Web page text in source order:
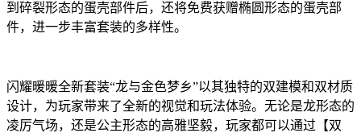
到碎裂形态的蛋壳部件后，还将免费获赠椭圆形态的蛋壳部
件，进一步丰富套装的多样性。
闪耀暖暖全新套装“龙与金色梦乡”以其独特的双建模和双材质
设计，为玩家带来了全新的视觉和玩法体验。无论是龙形态的
凌厉气场，还是公主形态的高雅坚毅，玩家都可以通过【双